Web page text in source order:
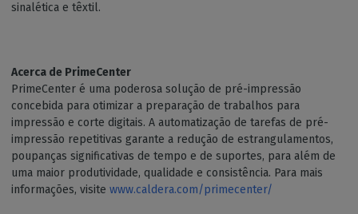
sinalética e têxtil.
Acerca de PrimeCenter
PrimeCenter é uma poderosa solução de pré-impressão
concebida para otimizar a preparação de trabalhos para
impressão e corte digitais. A automatização de tarefas de pré-
impressão repetitivas garante a redução de estrangulamentos,
poupanças significativas de tempo e de suportes, para além de
uma maior produtividade, qualidade e consistência. Para mais
informações, visite www.caldera.com/primecenter/